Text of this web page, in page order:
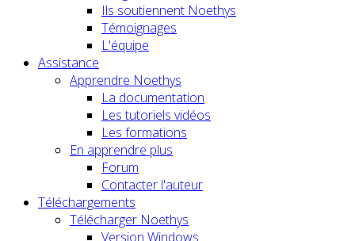
Ils soutiennent Noethys
Témoignages
L'équipe
Assistance
Apprendre Noethys
La documentation
Les tutoriels vidéos
Les formations
En apprendre plus
Forum
Contacter l'auteur
Téléchargements
Télécharger Noethys
Version Windows